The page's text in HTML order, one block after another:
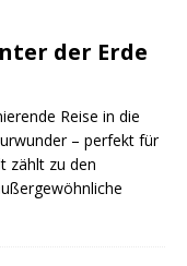
der Erde
Reise in die
– perfekt für
zählt zu den